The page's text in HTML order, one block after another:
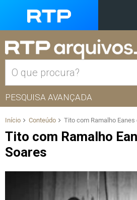
PESQUISA AVANÇADA
Início Conteúdo Tito com Ramalho Eanes
Tito com Ramalho
Soares